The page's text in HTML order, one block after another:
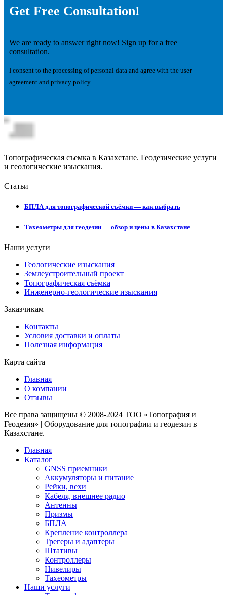
Get Free Consultation!
We are ready to answer right now! Sign up for a free
consultation.
I consent to the processing of personal data and agree with the user
agreement and privacy policy
Топографическая съемка в Казахстане. Геодезические услуги
и геологические изыскания.
Статьи
БПЛА для топографической съёмки — как выбрать
Тахеометры для геодезии — обзор и цены в Казахстане
Наши услуги
Геологические изыскания
Землеустроительный проект
Топографическая съёмка
Инженерно-геологические изыскания
Заказчикам
Контакты
Условия доставки и оплаты
Полезная информация
Карта сайта
Главная
О компании
Отзывы
Все права защищены © 2008-2024 ТОО «Топография и
Геодезия» | Оборудование для топографии и геодезии в
Казахстане.
Главная
Каталог
GNSS приемники
Аккумуляторы и питание
Рейки, вехи
Кабеля, внешнее радио
Антенны
Призмы
БПЛА
Крепление контроллера
Трегеры и адаптеры
Штативы
Контроллеры
Нивелиры
Тахеометры
Наши услуги